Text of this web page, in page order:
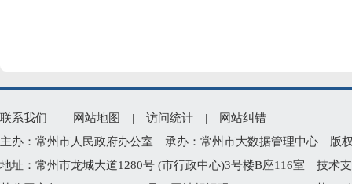
联系我们 | 网站地图 | 访问统计 |
网站纠错
主办：常州市人民政府办公室 承办：常州市大数据管理中心 版
地址：常州市龙城大道1280号 (市行政中心)3号楼B座116室 技术